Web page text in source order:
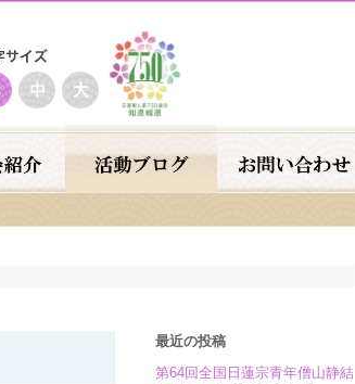
最近の投稿
第64回全国日蓮宗青年僧山静結